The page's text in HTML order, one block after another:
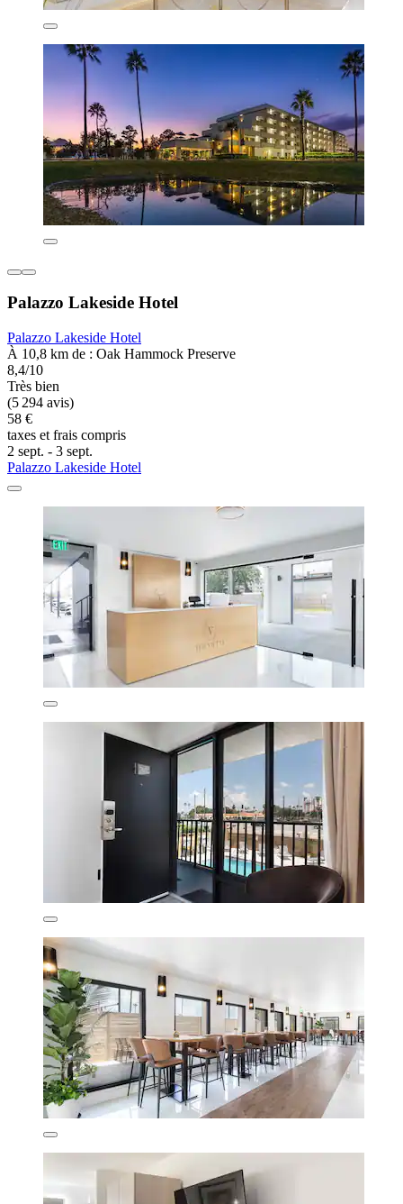
Palazzo Lakeside Hotel
Palazzo Lakeside Hotel
À 10,8 km de : Oak Hammock Preserve
8,4/10
Très bien
(5 294 avis)
58 €
taxes et frais compris
2 sept. - 3 sept.
Palazzo Lakeside Hotel